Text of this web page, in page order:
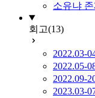
소유냐
회고(13)
2022.03-
2022.05-
2022.09-
2023.03-